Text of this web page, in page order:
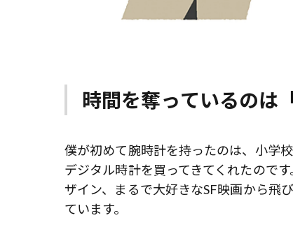
時間を奪っているのは
僕が初めて腕時計を持ったのは、小学
デジタル時計を買ってきてくれたので
ザイン、まるで大好きなSF映画から飛
ています。